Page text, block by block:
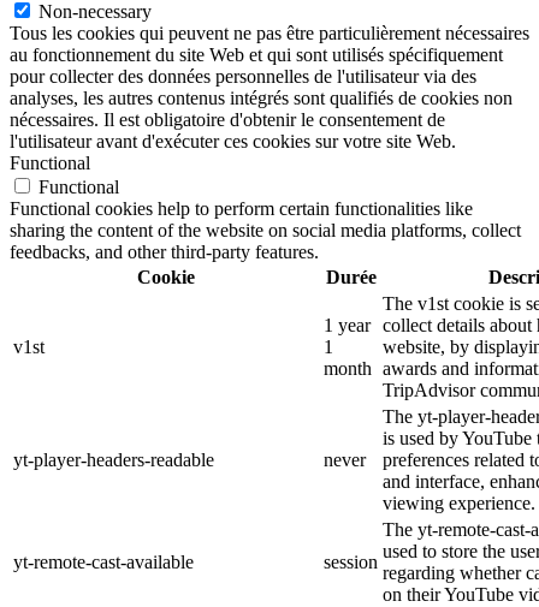
Non-necessary
Tous les cookies qui peuvent ne pas être particulièrement nécessaires
au fonctionnement du site Web et qui sont utilisés spécifiquement
pour collecter des données personnelles de l'utilisateur via des
analyses, les autres contenus intégrés sont qualifiés de cookies non
nécessaires. Il est obligatoire d'obtenir le consentement de
l'utilisateur avant d'exécuter ces cookies sur votre site Web.
Functional
Functional
Functional cookies help to perform certain functionalities like
sharing the content of the website on social media platforms, collect
feedbacks, and other third-party features.
Cookie
Durée
v1st
1 year
1
month
The v1st cookie is
collect details
website, by
awards and
TripAdvisor
yt-player-headers-readable never
The yt-player-
is used by YouTube
preferences related
and interface,
viewing experience.
yt-remote-cast-available session
The yt-remote-cast-
used to store the
regarding whether
on their YouTube